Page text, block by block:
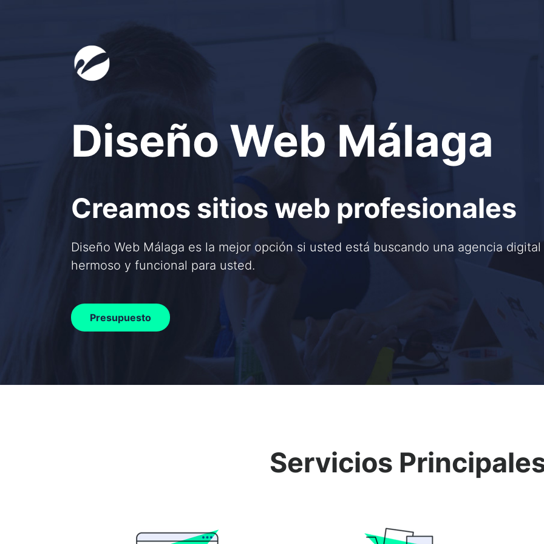
Diseño Web Málaga
Creamos sitios web profesionales
Diseño Web Málaga es la mejor opción si usted está buscando una agencia
hermoso y funcional para usted.
Presupuesto
Servicios